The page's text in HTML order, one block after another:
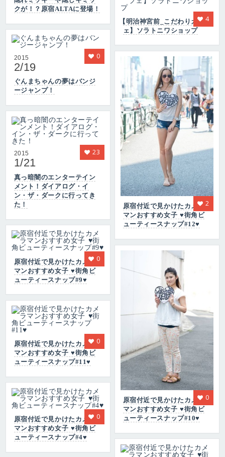
クが！？原宿ALTAに登場！
2015
2/19
ぐんまちゃんの夢はバンジ
ージャンプ！
0
2015
1/21
真っ暗闇のエンターテイン
メント！ダイアログ・イ
ン・ザ・ダークに行ってき
た！
23
原宿付近で見かけたカメラ
マンおすすめ女子 ♥街角ビ
ューティースナップ#9♥
0
原宿付近で見かけたカメラ
マンおすすめ女子 ♥街角ビ
ューティースナップ#11♥
0
原宿付近で見かけたカメラ
マンおすすめ女子 ♥街角ビ
ューティースナップ#4♥
0
【明治神宮前_こだわりカフ
ェ】ソラトニワショップ
4
原宿付近で見かけたカメラ
マンおすすめ女子 ♥街角ビ
ューティースナップ#12♥
2
原宿付近で見かけたカメラ
マンおすすめ女子 ♥街角ビ
ューティースナップ#10♥
0